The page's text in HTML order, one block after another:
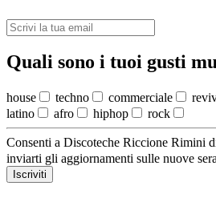
Quali sono i tuoi gusti
house techno commerciale
latino
afro hiphop rock
Consenti a Discoteche Riccione Rimini
inviarti gli aggiornamenti sulle nuove
Iscriviti